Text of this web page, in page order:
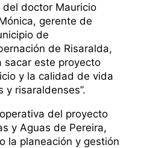
doctor Mauricio
gerente de
de
de Risaralda,
sacar este proyecto
y la calidad de vida
y risaraldenses”.
del proyecto
y Aguas de Pereira,
la planeación y gestión